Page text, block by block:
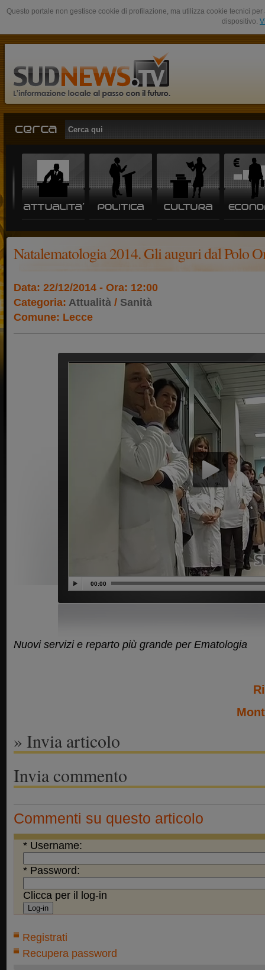
Questo portale non gestisce cookie di profilazione, ma utilizza cookie tecnici
dispositivo.
Natalematologia 2014. Gli auguri dal Polo
Data: 22/12/2014 - Ora: 12:00
Categoria: Attualità / Sanità
Comune: Lecce
00:00
Nuovi servizi e reparto più grande per Ematologia
» Invia articolo
Invia commento
Commenti su questo articolo
* Username:
* Password:
Clicca per il log-in
Registrati
Recupera password